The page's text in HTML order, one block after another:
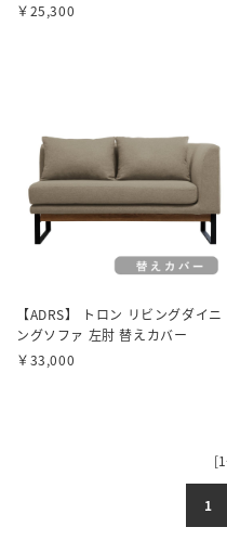
￥25,300
【ADRS】 トロン リビングダイニ
ングソファ 左肘 替えカバー
￥33,000
1